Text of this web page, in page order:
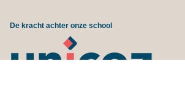
De kracht achter onze school